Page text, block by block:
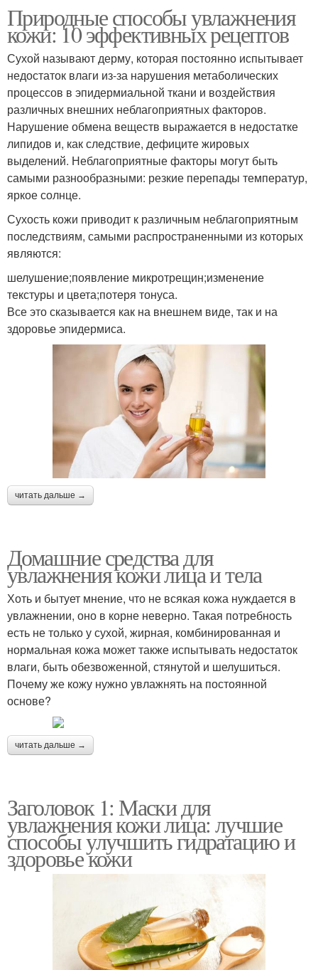
Природные способы увлажнения
кожи: 10 эффективных рецептов
Сухой называют дерму, которая постоянно испытывает
недостаток влаги из-за нарушения метаболических
процессов в эпидермиальной ткани и воздействия
различных внешних неблагоприятных факторов.
Нарушение обмена веществ выражается в недостатке
липидов и, как следствие, дефиците жировых
выделений. Неблагоприятные факторы могут быть
самыми разнообразными: резкие перепады температур,
яркое солнце.
Сухость кожи приводит к различным неблагоприятным
последствиям, самыми распространенными из которых
являются:
шелушение;появление микротрещин;изменение
текстуры и цвета;потеря тонуса.
Все это сказывается как на внешнем виде, так и на
здоровье эпидермиса.
читать дальше →
Домашние средства для
увлажнения кожи лица и тела
Хоть и бытует мнение, что не всякая кожа нуждается в
увлажнении, оно в корне неверно. Такая потребность
есть не только у сухой, жирная, комбинированная и
нормальная кожа может также испытывать недостаток
влаги, быть обезвоженной, стянутой и шелушиться.
Почему же кожу нужно увлажнять на постоянной
основе?
читать дальше →
Заголовок 1: Маски для
увлажнения кожи лица: лучшие
способы улучшить гидратацию и
здоровье кожи